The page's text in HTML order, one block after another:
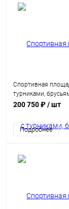
Спортивная
турниками,
стенкой и скамьей
200 750 ₽/ шт
Подробнее